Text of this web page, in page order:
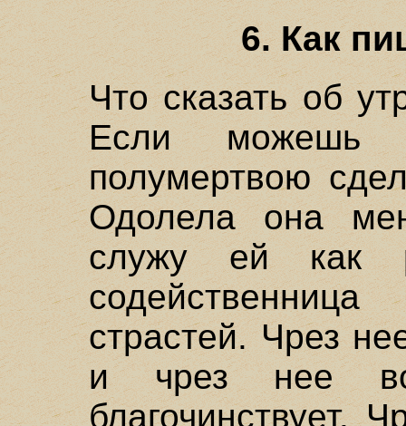
6. Как
Что сказать об
Если можешь
полумертвою
Одолела она
служу ей как
страстей. Чрез
и чрез нее
благочинствует.